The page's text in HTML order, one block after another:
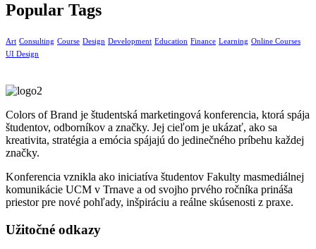
Popular Tags
Art Consulting Course Design Development Education Finance Learning Online Courses
UI Design
Colors of Brand je študentská marketingová konferencia, ktorá spája
študentov, odborníkov a značky. Jej cieľom je ukázať, ako sa
kreativita, stratégia a emócia spájajú do jedinečného príbehu každej
značky.
Konferencia vznikla ako iniciatíva študentov Fakulty masmediálnej
komunikácie UCM v Trnave a od svojho prvého ročníka prináša
priestor pre nové pohľady, inšpiráciu a reálne skúsenosti z praxe.
Užitočné odkazy